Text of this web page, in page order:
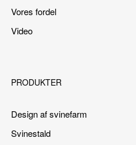
Vores fordel
Video
PRODUKTER
Design af svinefarm
Svinestald